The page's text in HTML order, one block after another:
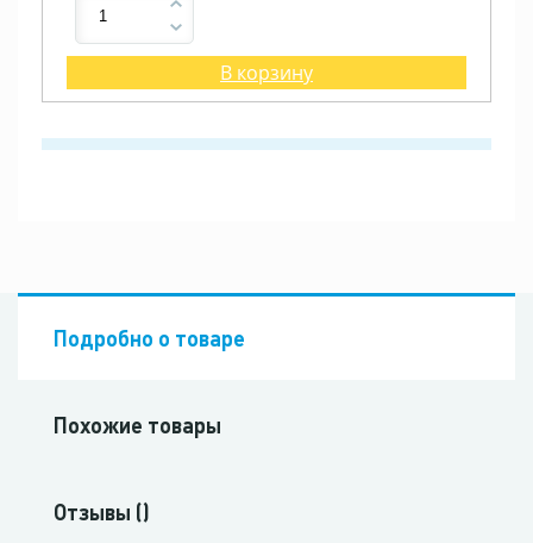
В корзину
Подробно о товаре
Похожие товары
Отзывы ()